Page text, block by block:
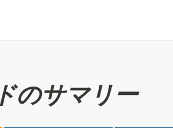
のサマリー